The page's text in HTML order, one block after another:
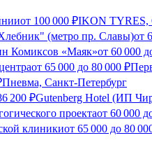
от 100 000 ₽IKON TYRES,
(метро пр. Славы)от
Комиксов «Маяк»от 60 000
от 65 000 до 80 000 ₽
Пневма, Санкт-Петербург
200 ₽Gutenberg Hotel (ИП
проектаот 60 000
клиникиот 65 000 до 80